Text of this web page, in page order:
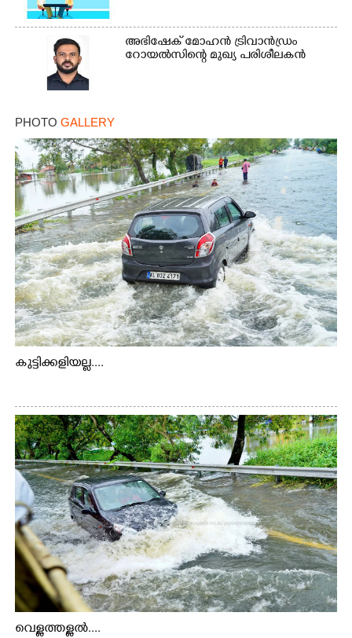
അഭിഷേക് മോഹൻ ട്രിവാൻഡ്രം
റോയൽസിന്റെ മുഖ്യ പരിശീലകൻ
PHOTO GALLERY
കുട്ടിക്കളിയല്ല....
വെള്ളത്തള്ളൽ....